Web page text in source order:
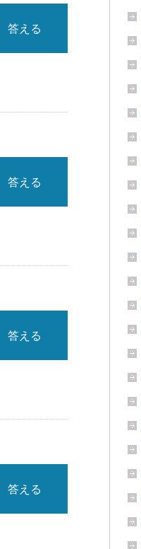
答える
答える
答える
答える